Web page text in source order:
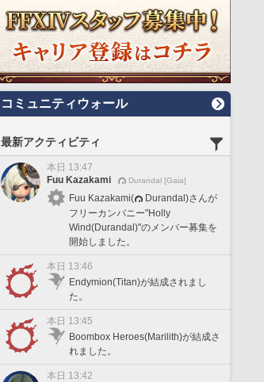
コミュニティウォール
最新アクティビティ
本日 13:47
Fuu Kazakami
Durandal [Gaia]
Fuu Kazakami(
Durandal)さんが
フリーカンパニー"Holly
Wind(Durandal)"のメンバー募集を
開始しました。
本日 13:46
Endymion(Titan)が結成されまし
た。
本日 13:45
Boombox Heroes(Marilith)が結成さ
れました。
本日 13:42